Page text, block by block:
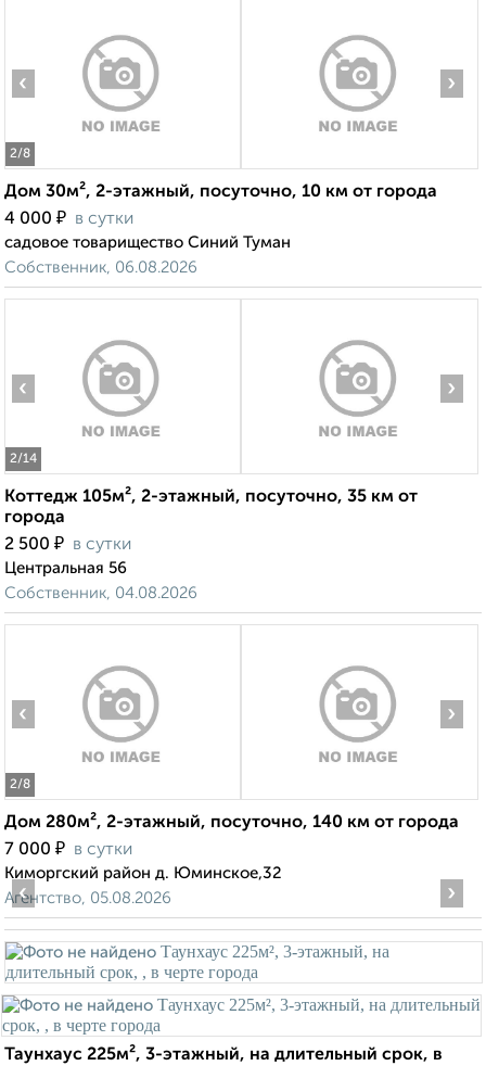
2/8
‹ ›
Дом 30м², 2-этажный, посуточно, 10 км от города
4 000 ₽ в сутки
садовое товарищество Синий Туман
Собственник, 06.08.2026
2/14
‹ ›
Коттедж 105м², 2-этажный, посуточно, 35 км от
города
2 500 ₽ в сутки
Центральная 56
Собственник, 04.08.2026
2/8
‹ ›
Дом 280м², 2-этажный, посуточно, 140 км от города
7 000 ₽ в сутки
Киморгский район д. Юминское,32
Агентство, 05.08.2026
‹ ›
Таунхаус 225м², 3-этажный, на длительный срок, в